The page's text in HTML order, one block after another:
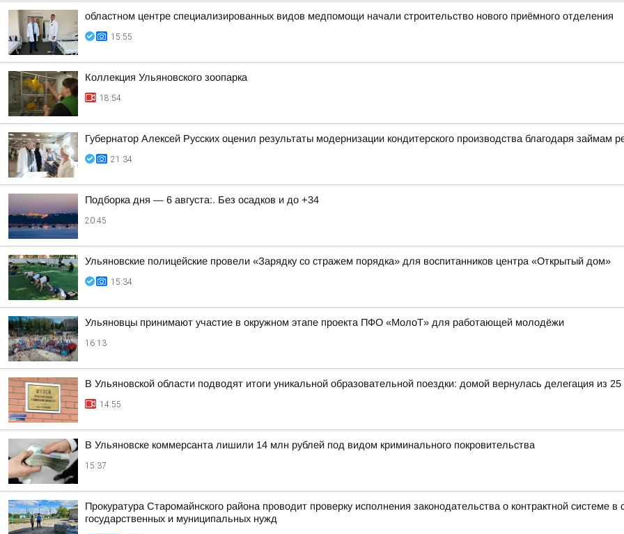
областном центре специализированных видов медпомощи начали строительство нового приёмного отделения
15:55
Коллекция Ульяновского зоопарка
18:54
Губернатор Алексей Русских оценил результаты модернизации кондитерского производства благодаря займам
21:34
Подборка дня — 6 августа:. Без осадков и до +34
20:45
Ульяновские полицейские провели «Зарядку со стражем порядка» для воспитанников центра «Открытый дом»
15:34
Ульяновцы принимают участие в окружном этапе проекта ПФО «МолоТ» для работающей молодёжи
16:13
В Ульяновской области подводят итоги уникальной образовательной поездки: домой вернулась делегация из
14:55
В Ульяновске коммерсанта лишили 14 млн рублей под видом криминального покровительства
15:37
Прокуратура Старомайнского района проводит проверку исполнения законодательства о контрактной системе
государственных и муниципальных нужд